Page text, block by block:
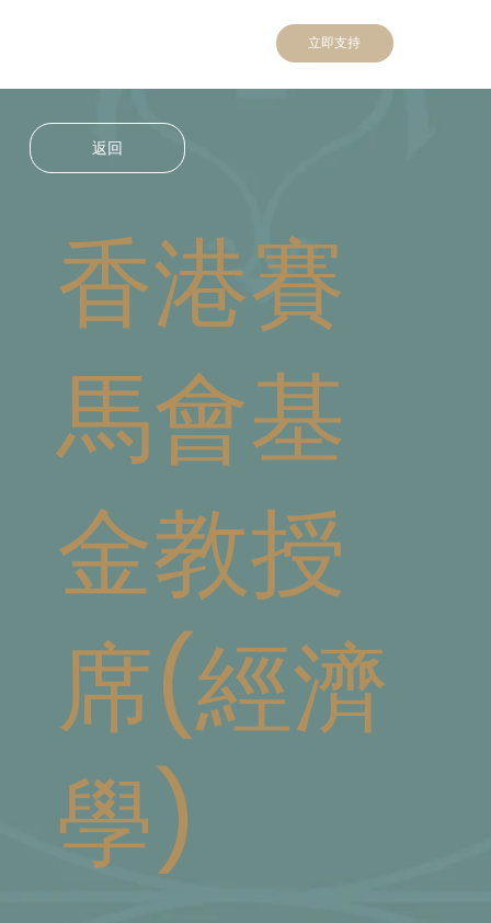
立即支持
香港賽
馬會基
金教授
席(經濟
學)
返回